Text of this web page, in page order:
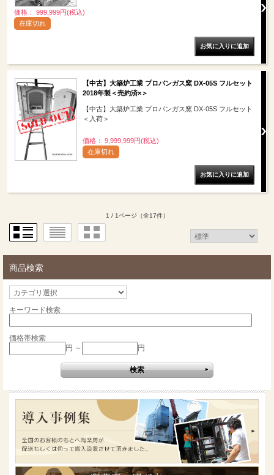
価格： 999,999円(税込)
在庫切れ
【中古】大築炉工業 プロパンガス窯 DX-05S フルセット
2018年製＜売約済×＞
【中古】大築炉工業 プロパンガス窯 DX-05S フルセット
＜入荷＞
価格： 9,999,999円(税込)
在庫切れ
1 / 1ページ （全17件）
商品検索
キーワード検索
価格帯検索
円 ～
円